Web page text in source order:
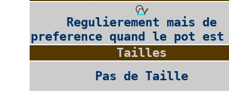
Regulierement mais de
preference quand le pot est
Tailles
Pas de Taille